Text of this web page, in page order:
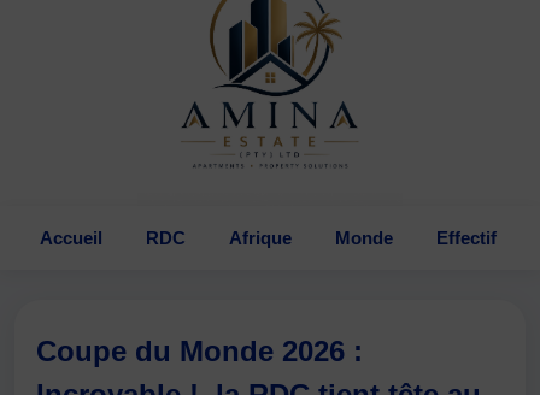
Accueil RDC Afrique Monde Effectif
Coupe du Monde 2026 :